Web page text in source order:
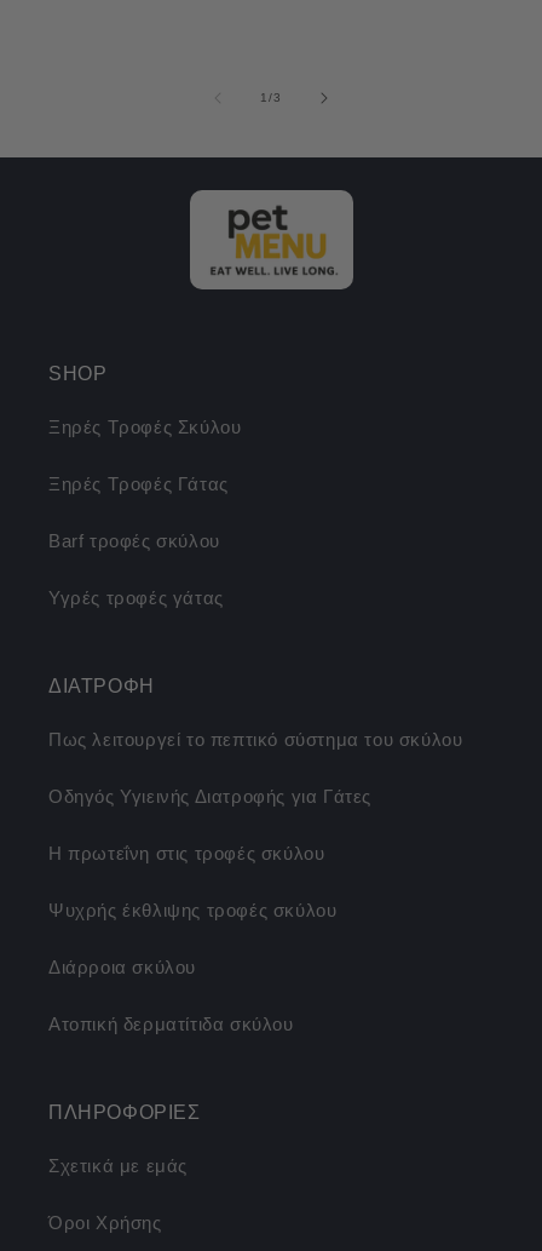
1/από
3
SHOP
Ξηρές Τροφές Σκύλου
Ξηρές Τροφές Γάτας
Barf τροφές σκύλου
Υγρές τροφές γάτας
ΔΙΑΤΡΟΦΗ
Πως λειτουργεί το πεπτικό σύστημα του σκύλου
Οδηγός Υγιεινής Διατροφής για Γάτες
Η πρωτεΐνη στις τροφές σκύλου
Ψυχρής έκθλιψης τροφές σκύλου
Διάρροια σκύλου
Ατοπική δερματίτιδα σκύλου
ΠΛΗΡΟΦΟΡΙΕΣ
Σχετικά με εμάς
Όροι Χρήσης